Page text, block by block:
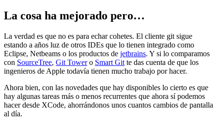
La cosa ha mejorado pero…
La verdad es que no es para echar cohetes. El cliente git sigue
estando a años luz de otros IDEs que lo tienen integrado como
Eclipse, Netbeams o los productos de jetbrains. Y si lo comparamos
con SourceTree, Git Towero Smart Git te das cuenta de que los
ingenieros de Apple todavía tienen mucho trabajo por hacer.
Ahora bien, con las novedades que hay disponibles lo cierto es que
hay algunas tareas más o menos recurrentes que ahora sí podemos
hacer desde XCode, ahorrándonos unos cuantos cambios de pantalla
al día.